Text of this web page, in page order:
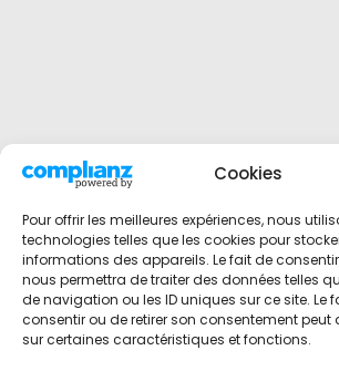
Cookies
Pour offrir les meilleures expériences, nous
technologies telles que les cookies pour
informations des appareils. Le fait de
nous permettra de traiter des données telles
de navigation ou les ID uniques sur ce site. Le
consentir ou de retirer son consentement peut
sur certaines caractéristiques et fonctions.